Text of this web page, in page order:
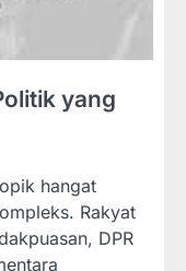
yang
hangat
Rakyat
DPR